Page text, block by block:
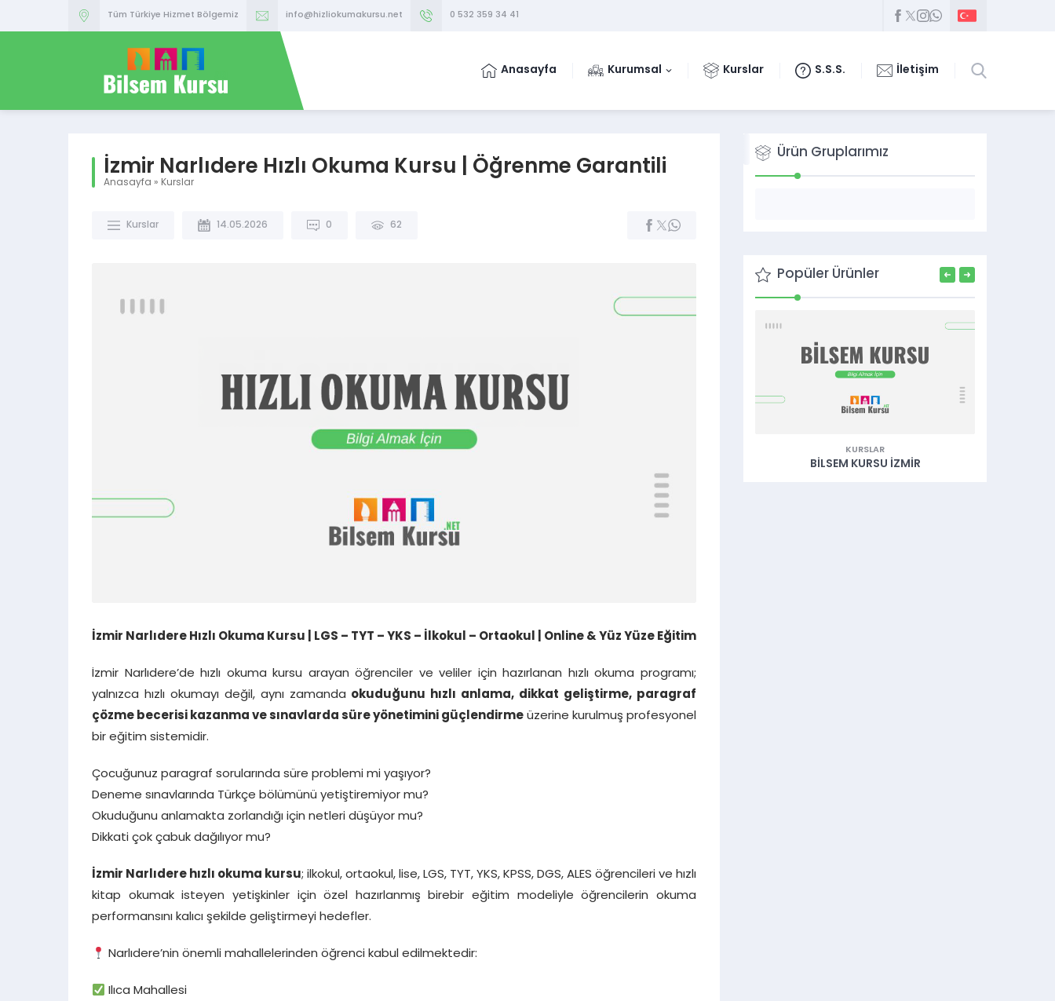
Tüm Türkiye Hizmet Bölgemiz info@hizliokumakursu.net 0 532 359 34 41
Anasayfa Kurumsal Kurslar S.S.S. İletişim
İzmir Narlıdere Hızlı Okuma Kursu | Öğrenme Garantili
Anasayfa » Kurslar
Kurslar 14.05.2026 0 62
İzmir Narlıdere Hızlı Okuma Kursu | LGS – TYT – YKS – İlkokul – Ortaokul | Online & Yüz Yüze Eğitim
İzmir Narlıdere’de hızlı okuma kursu arayan öğrenciler ve veliler için hazırlanan hızlı okuma programı;
yalnızca hızlı okumayı değil, aynı zamanda okuduğunu hızlı anlama, dikkat geliştirme, paragraf
çözme becerisi kazanma ve sınavlarda süre yönetimini güçlendirme üzerine kurulmuş profesyonel
bir eğitim sistemidir.
Çocuğunuz paragraf sorularında süre problemi mi yaşıyor?
Deneme sınavlarında Türkçe bölümünü yetiştiremiyor mu?
Okuduğunu anlamakta zorlandığı için netleri düşüyor mu?
Dikkati çok çabuk dağılıyor mu?
İzmir Narlıdere hızlı okuma kursu; ilkokul, ortaokul, lise, LGS, TYT, YKS, KPSS, DGS, ALES öğrencileri ve hızlı
kitap okumak isteyen yetişkinler için özel hazırlanmış birebir eğitim modeliyle öğrencilerin okuma
performansını kalıcı şekilde geliştirmeyi hedefler.
Narlıdere’nin önemli mahallelerinden öğrenci kabul edilmektedir:
Ilıca Mahallesi
Ürün Gruplarımız
Popüler Ürünler
KURSLAR
BILSEM KURSU İZMIR